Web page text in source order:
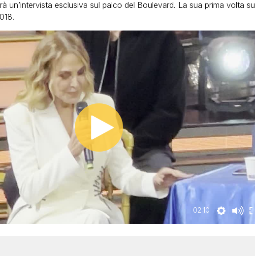
un’intervista esclusiva sul palco del Boulevard. La sua prima volta su
02:10